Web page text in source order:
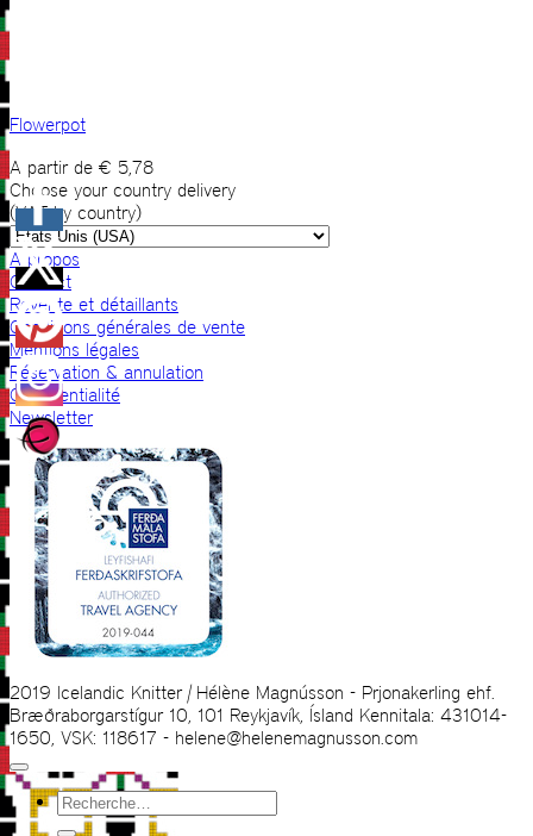
Flowerpot
A partir de € 5,78
Choose your country delivery
(VAT by country)
A propos
Contact
Revente et détaillants
Conditions générales de vente
Mentions légales
Réservation & annulation
Confidentialité
Newsletter
2019 Icelandic Knitter | Hélène Magnússon - Prjonakerling ehf.
Bræðraborgarstígur 10, 101 Reykjavík, Ísland Kennitala: 431014-
1650, VSK: 118617 - helene@helenemagnusson.com
Recherche
pour :